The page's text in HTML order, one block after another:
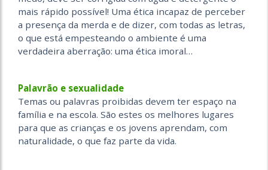
mais rápido possível! Uma ética incapaz de perceber
a presença da merda e de dizer, com todas as letras,
o que está empesteando o ambiente é uma
verdadeira aberração: uma ética imoral…
Palavrão e sexualidade
Temas ou palavras proibidas devem ter espaço na
família e na escola. São estes os melhores lugares
para que as crianças e os jovens aprendam, com
naturalidade, o que faz parte da vida.